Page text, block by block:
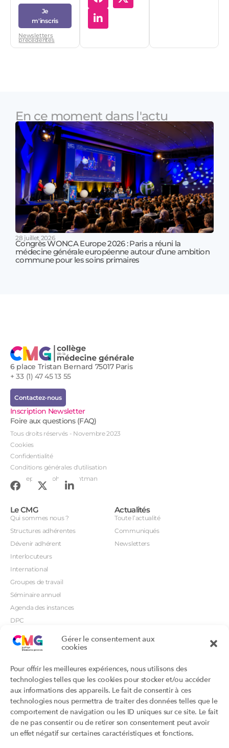
Gérer le consentement aux
cookies
Pour offrir les meilleures expériences, nous utilisons des
technologies telles que les cookies pour stocker et/ou accéder
aux informations des appareils. Le fait de consentir à ces
technologies nous permettra de traiter des données telles que le
comportement de navigation ou les ID uniques sur ce site. Le fait
de ne pas consentir ou de retirer son consentement peut avoir
un effet négatif sur certaines caractéristiques et fonctions.
Je
m'inscris
Newsletters
précédentes
En ce moment dans l'actu
28 juillet 2026
Congrès WONCA Europe 2026 : Paris a réuni la
médecine générale européenne autour d’une ambition
commune pour les soins primaires
6 place Tristan Bernard 75017 Paris
+ 33 (1) 47 45 13 55
Contactez-nous
Inscription Newsletter
Foire aux questions (FAQ)
Tous droits réservés - Novembre 2023
Cookies
Confidentialité
Conditions générales d'utilisation
Conception : John Brightman
Le CMG
Qui sommes nous ?
Structures adhérentes
Dévenir adhérent
Interlocuteurs
International
Groupes de travail
Séminaire annuel
Agenda des instances
DPC
Orientations prioritaires
Actualités
Toute l’actualité
Communiqués
Newsletters
Productions
Productions du Collège
Productions des structures
adhérentes
Labellisation
Addictions et médecine générale
Et si c’était une maladie rare ?
Portails
Annuaire DU/DIU
Archimede.fr
Ebmfrance.net
Toutes les recos
Certificats-absurdes.fr
la contraception dite masculine